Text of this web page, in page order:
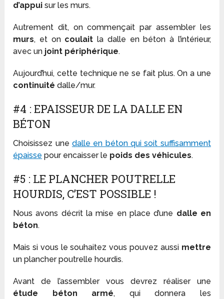
d’appui sur les murs.
Autrement dit, on commençait par assembler les
murs, et on coulait la dalle en béton à l’intérieur,
avec un joint périphérique.
Aujourd’hui, cette technique ne se fait plus. On a une
continuité dalle/mur.
#4 : EPAISSEUR DE LA DALLE EN
BÉTON
Choisissez une dalle en béton qui soit suffisamment
épaisse pour encaisser le poids des véhicules.
#5 : LE PLANCHER POUTRELLE
HOURDIS, C’EST POSSIBLE !
Nous avons décrit la mise en place d’une dalle en
béton.
Mais si vous le souhaitez vous pouvez aussi mettre
un plancher poutrelle hourdis.
Avant de l’assembler vous devrez réaliser une
étude béton armé, qui donnera les